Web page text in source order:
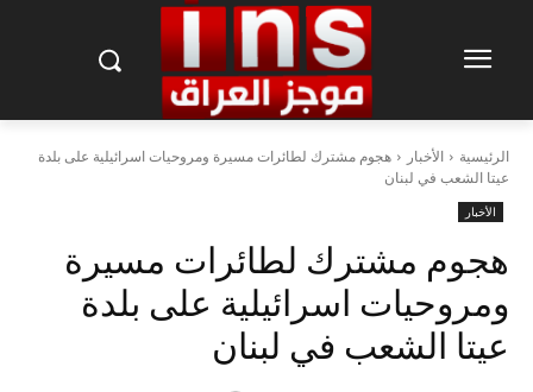
الرئيسية الأخبار
هجوم مشترك لطائرات مسيرة ومروحيات اسرائيلية على بلدة
عيتا الشعب في لبنان
الأخبار
هجوم مشترك لطائرات مسيرة
ومروحيات اسرائيلية على بلدة
عيتا الشعب في لبنان